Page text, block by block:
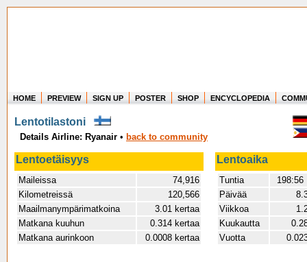
Where in the world have you flown?
How long have you been in the air?
Create your own FlightMemory and see!
HOME PREVIEW SIGN UP POSTER SHOP ENCYCLOPEDIA
Lentotilastoni
Details Airline: Ryanair • back to community
Lentoetäisyys Lentoaika
Maileissa
74,916
Kilometreissä
120,566
Maailmanympärimatkoina
3.01 kertaa
Matkana kuuhun
0.314 kertaa
Matkana aurinkoon
0.0008 kertaa
Tuntia
198:56
Päivää
Viikkoa
Kuukautta
Vuotta